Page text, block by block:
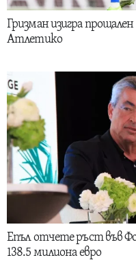
Гризман изигра
Атлетико
Епъл отчете ръст във
138.5 милиона евро